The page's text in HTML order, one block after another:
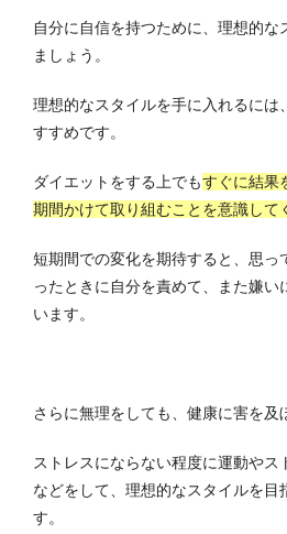
自分に自信を持つために、理想的な
ましょう。
理想的なスタイルを手に入れるには
すすめです。
ダイエットをする上でもすぐに結果
期間かけて取り組むことを意識して
短期間での変化を期待すると、思っ
ったときに自分を責めて、また嫌い
います。
さらに無理をしても、健康に害を及
ストレスにならない程度に運動やス
などをして、理想的なスタイルを目
す。